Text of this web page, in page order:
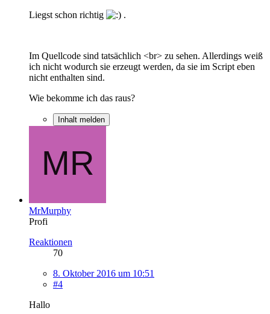
Liegst schon richtig
.
Im Quellcode sind tatsächlich <br> zu sehen. Allerdings weiß
ich nicht wodurch sie erzeugt werden, da sie im Script eben
nicht enthalten sind.
Wie bekomme ich das raus?
Inhalt melden
MrMurphy
Profi
Reaktionen
70
8. Oktober 2016 um 10:51
#4
Hallo